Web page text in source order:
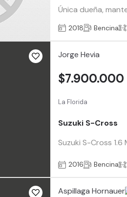
Única dueña,
2018 Bencina
Jorge Hevia
La Florida
Suzuki S-Cross
Suzuki S-Cross
$7.900.000
2016 Bencina
Aspillaga Hornauer